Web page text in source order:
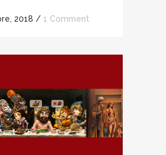
2018 / 1 Comment